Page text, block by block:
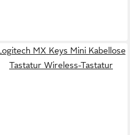
MX Keys Mini Kabellose
Tastatur Wireless-Tastatur